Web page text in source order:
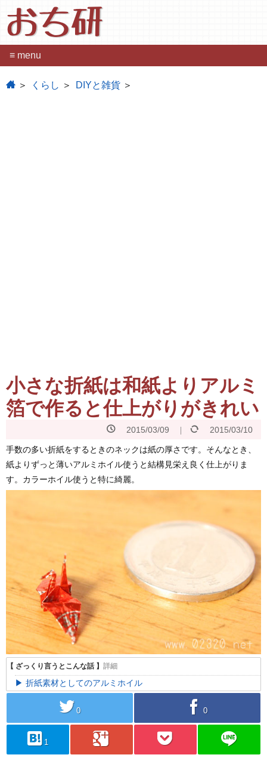
おち研
≡ menu
home くらし DIYと雑貨
小さな折紙は和紙よりアルミ
箔で作ると仕上がりがきれい
2015/03/09 2015/03/10
手数の多い折紙をするときのネックは紙の厚さです。そんなとき、
紙よりずっと薄いアルミホイル使うと結構見栄え良く仕上がりま
す。カラーホイル使うと特に綺麗。
折紙素材としてのアルミホイル
twitter 0 facebook 0
hatebu 1 googleplus pocket line